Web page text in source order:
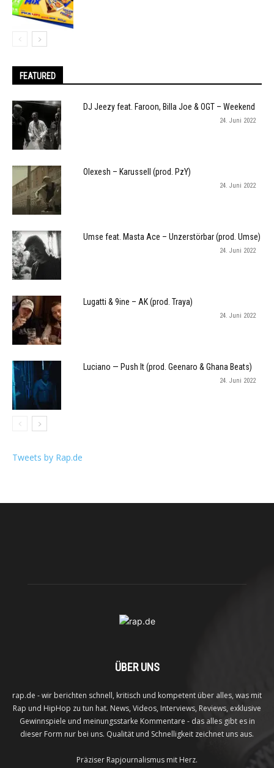
FEATURED
DJ Jeezy feat. Faroon, Billa Joe & OGT – Weekend
24. Juni 2022
Olexesh – Karussell (prod. PzY)
24. Juni 2022
Umse feat. Masta Ace – Unzerstörbar (prod. Umse)
24. Juni 2022
Lugatti & 9ine – AK (prod. Traya)
24. Juni 2022
Luciano — Push It (prod. Geenaro & Ghana Beats)
24. Juni 2022
Tweets by Rap.de
ÜBER UNS
rap.de - wir berichten schnell, kritisch und kompetent über alles, was mit
Rap und HipHop zu tun hat. News, Videos, Interviews, Reviews, exklusive
Gewinnspiele und meinungsstarke Kommentare - das alles gibt es in
dieser Form nur bei uns. Qualität und Schnelligkeit zeichnet uns aus.
Präziser Rapjournalismus mit Herz.